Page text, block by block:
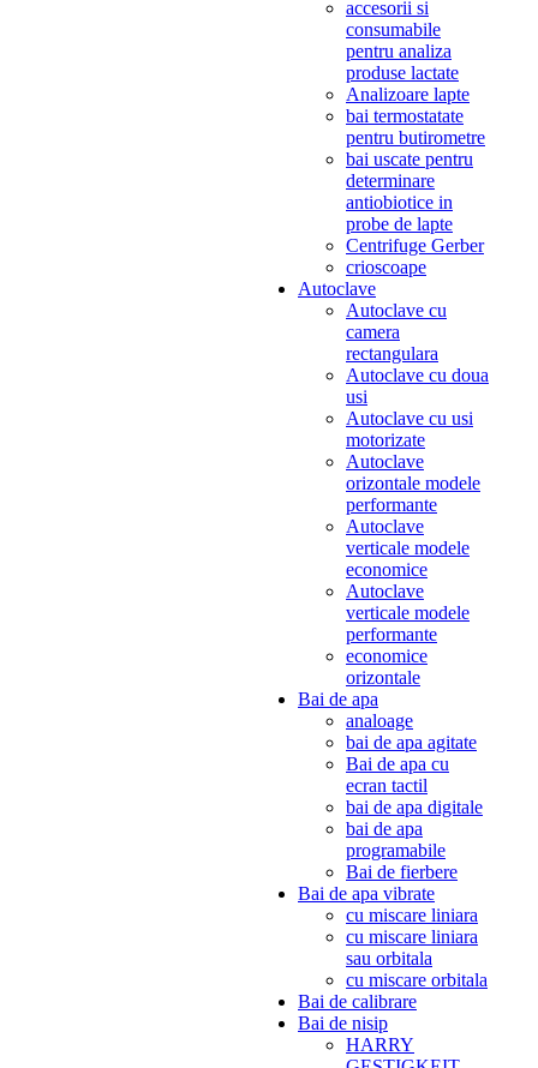
accesorii si
consumabile
pentru analiza
produse lactate
Analizoare lapte
bai termostatate
pentru butirometre
bai uscate pentru
determinare
antiobiotice in
probe de lapte
Centrifuge Gerber
crioscoape
Autoclave
Autoclave cu
camera
rectangulara
Autoclave cu doua
usi
Autoclave cu usi
motorizate
Autoclave
orizontale modele
performante
Autoclave
verticale modele
economice
Autoclave
verticale modele
performante
economice
orizontale
Bai de apa
analoage
bai de apa agitate
Bai de apa cu
ecran tactil
bai de apa digitale
bai de apa
programabile
Bai de fierbere
Bai de apa vibrate
cu miscare liniara
cu miscare liniara
sau orbitala
cu miscare orbitala
Bai de calibrare
Bai de nisip
HARRY